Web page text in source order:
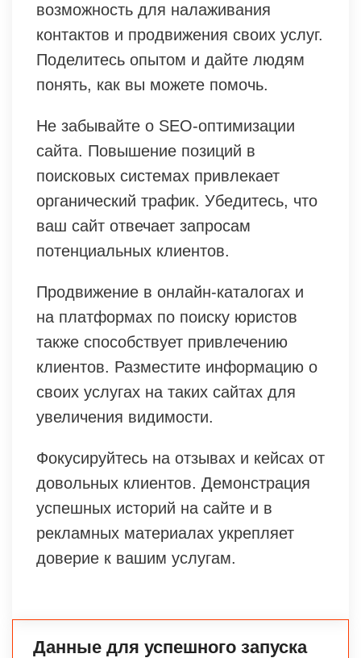
возможность для налаживания
контактов и продвижения своих услуг.
Поделитесь опытом и дайте людям
понять, как вы можете помочь.
Не забывайте о SEO-оптимизации
сайта. Повышение позиций в
поисковых системах привлекает
органический трафик. Убедитесь, что
ваш сайт отвечает запросам
потенциальных клиентов.
Продвижение в онлайн-каталогах и
на платформах по поиску юристов
также способствует привлечению
клиентов. Разместите информацию о
своих услугах на таких сайтах для
увеличения видимости.
Фокусируйтесь на отзывах и кейсах от
довольных клиентов. Демонстрация
успешных историй на сайте и в
рекламных материалах укрепляет
доверие к вашим услугам.
Данные для успешного запуска